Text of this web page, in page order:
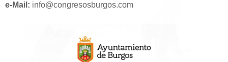
e-Mail: info@congresosburgos.com